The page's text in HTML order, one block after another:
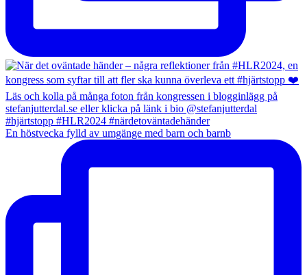
En höstvecka fylld av umgänge med barn och barnb